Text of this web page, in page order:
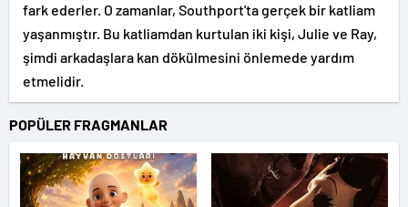
fark ederler. O zamanlar, Southport'ta gerçek bir katliam
yaşanmıştır. Bu katliamdan kurtulan iki kişi, Julie ve Ray,
şimdi arkadaşlara kan dökülmesini önlemede yardım
etmelidir.
POPÜLER FRAGMANLAR